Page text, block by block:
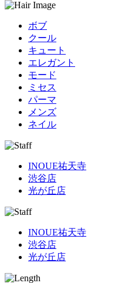
ボブ
クール
キュート
エレガント
モード
ミセス
パーマ
メンズ
ネイル
INOUE祐天寺
渋谷店
光が丘店
INOUE祐天寺
渋谷店
光が丘店